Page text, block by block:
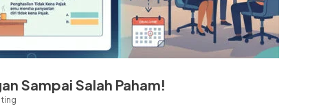
Sampai Salah Paham!